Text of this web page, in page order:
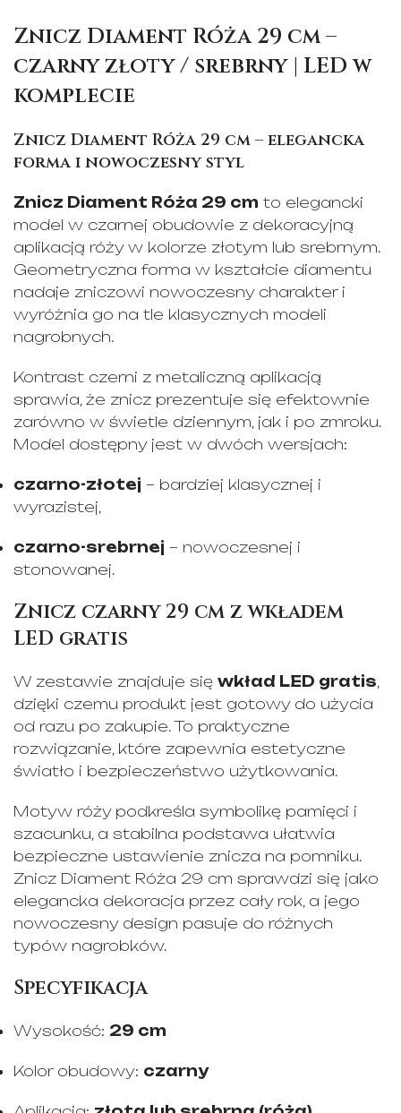
Znicz Diament Róża 29 cm –
czarny złoty / srebrny | LED w
komplecie
Znicz Diament Róża 29 cm – elegancka
forma i nowoczesny styl
Znicz Diament Róża 29 cm to elegancki
model w czarnej obudowie z dekoracyjną
aplikacją róży w kolorze złotym lub srebrnym.
Geometryczna forma w kształcie diamentu
nadaje zniczowi nowoczesny charakter i
wyróżnia go na tle klasycznych modeli
nagrobnych.
Kontrast czerni z metaliczną aplikacją
sprawia, że znicz prezentuje się efektownie
zarówno w świetle dziennym, jak i po zmroku.
Model dostępny jest w dwóch wersjach:
czarno-złotej – bardziej klasycznej i
wyrazistej,
czarno-srebrnej – nowoczesnej i
stonowanej.
Znicz czarny 29 cm z wkładem
LED gratis
W zestawie znajduje się wkład LED gratis
dzięki czemu produkt jest gotowy do użycia
od razu po zakupie. To praktyczne
rozwiązanie, które zapewnia estetyczne
światło i bezpieczeństwo użytkowania.
Motyw róży podkreśla symbolikę pamięci i
szacunku, a stabilna podstawa ułatwia
bezpieczne ustawienie znicza na pomniku.
Znicz Diament Róża 29 cm sprawdzi się jako
elegancka dekoracja przez cały rok, a jego
nowoczesny design pasuje do różnych
typów nagrobków.
Specyfikacja
Wysokość: 29 cm
Kolor obudowy: czarny